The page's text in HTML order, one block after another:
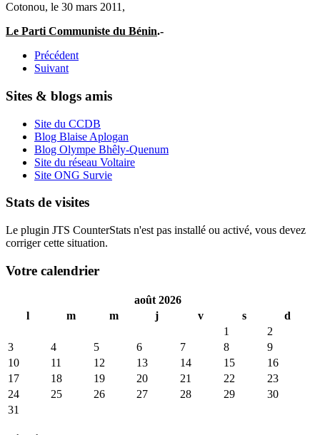
Cotonou, le 30 mars 2011,
Le Parti Communiste du Bénin.-
Précédent
Suivant
Sites & blogs amis
Site du CCDB
Blog Blaise Aplogan
Blog Olympe Bhêly-Quenum
Site du réseau Voltaire
Site ONG Survie
Stats de visites
Le plugin JTS CounterStats n'est pas installé ou activé, vous devez
corriger cette situation.
Votre calendrier
août 2026
l
m m j v s
d
1
2
3
4 5 6 7 8
9
10
11 12 13 14 15
16
17
18 19 20 21 22
23
24
25 26 27 28 29
30
31